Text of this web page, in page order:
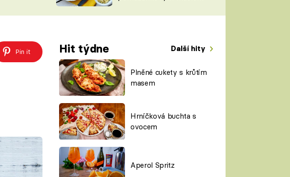
ŠÉFREDAKTORKY
ČASOPIS
Pin it Hit týdne Další hity
Plněné cukety s krůtím
masem
Hrníčková buchta s
ovocem
Aperol Spritz